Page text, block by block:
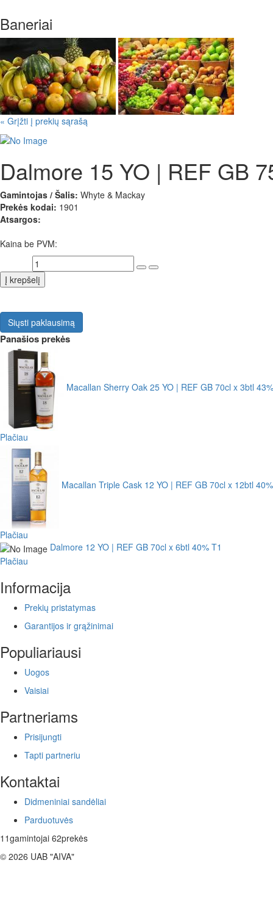
Baneriai
« Grįžti į prekių sąrašą
Dalmore 15 YO | REF GB
Gamintojas / Šalis: Whyte & Mackay
Prekės kodai: 1901
Atsargos:
Kaina be PVM:
Siųsti paklausimą
Panašios prekės
Macallan Sherry Oak 25 YO | REF GB 70cl x 3btl
Plačiau
Macallan Triple Cask 12 YO | REF GB 70cl x 12btl
Plačiau
Dalmore 12 YO | REF GB 70cl x 6btl 40% T1
Plačiau
Informacija
Prekių pristatymas
Garantijos ir grąžinimai
Populiariausi
Uogos
Vaisiai
Partneriams
Prisijungti
Tapti partneriu
Kontaktai
Didmeniniai sandėliai
Parduotuvės
11gamintojai 62prekės
© 2026 UAB "AIVA"